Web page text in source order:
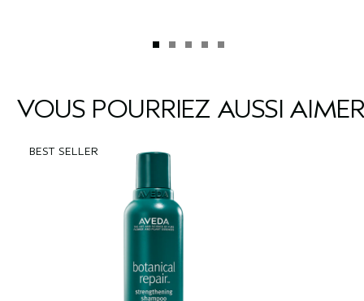
VOUS POURRIEZ AUSSI AIMER
BEST SELLER